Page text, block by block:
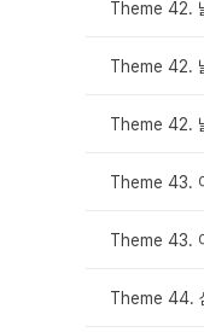
Theme 42.
Theme 42.
Theme 42.
Theme 43.
Theme 43.
Theme 44.